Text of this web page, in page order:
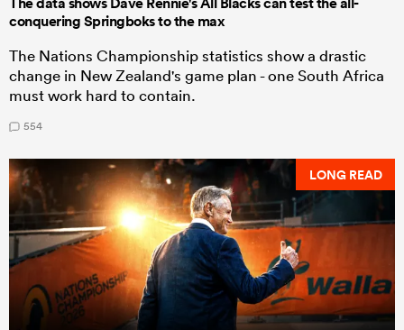
conquering Springboks to the max
The Nations Championship statistics show a drastic
change in New Zealand's game plan - one South Africa
must work hard to contain.
554
LONG READ